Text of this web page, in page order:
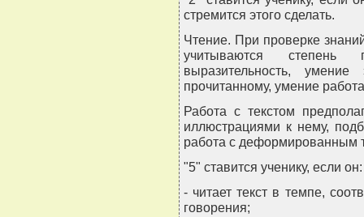
стремится этого сделать.
Чтение. При проверке
учитываются степень
выразительность,
прочитанному, умение
Работа с текстом
иллюстрациями к нему,
работа с деформированным
"5" ставится ученику, если он:
- читает текст в темпе,
говорения;